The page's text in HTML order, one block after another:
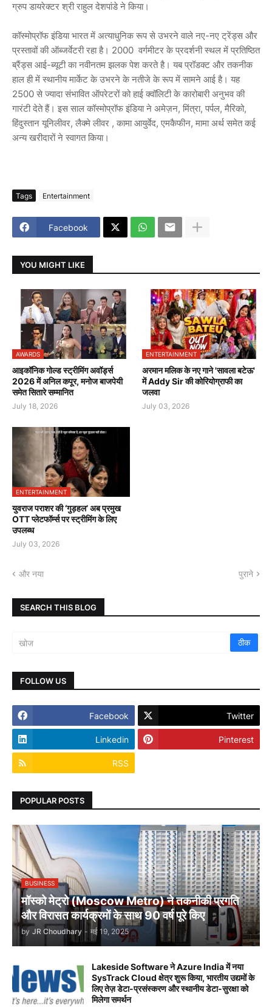
ग्रुप डायरेक्टर श्री राहुल देशपांडे ने किया।
कॉस्मोप्रॉफ इंडिया भारत में अत्याधुनिक रूप से उभरने वाले नए-नए ट्रेंड्स और
प्रस्तावों की ऑब्जर्वेटरी रहा है। 2000 वर्गमीटर के प्रदर्शनी स्थल में प्रतिष्ठित
ब्रैंड्स आई-ब्यूटी का नवीनतम झलक पेश करते है। यब प्रॉडक्ट और तकनीक
हाल ही में स्थानीय मार्केट के उभरने के नतीजे के रूप में सामने आई है। यह
2500 से ज्यादा संभावित ऑपरेटरों को हाई क्वॉलिटी के कारोबारी अनुभव की
गारंटी देते हैं। इस साल कॉस्मोप्रॉफ इंडिया ने अमेज़न, मिंत्रा, पर्पल, मैरिको,
हिंदुस्तान यूनिलीवर, लैक्मे लीवर , कामा आयुर्वेद, एमकैफीन, मामा अर्थ समेत कई
अन्य खरीदारों ने स्वागत किया।
Tags Entertainment
Facebook
YOU MIGHT LIKE
AWARDS
आइकॉनिक गोल्ड स्ट्रीमिंग अवॉर्ड्स
2026 में अनिल कपूर, मनोज बाजपेयी
समेत सितारे सम्मानित
July 18, 2026
ENTERTAINMENT
अरमान मलिक के नए गाने 'सावला बटेऊ'
में Addy Sir की कोरियोग्राफी का
जलवा
July 03, 2026
ENTERTAINMENT
युवराज पराशर की ‘गुड़हल’ अब प्रमुख
OTT प्लेटफॉर्म्स पर स्ट्रीमिंग के लिए
उपलब्ध
July 03, 2026
और नया पुराने
SEARCH THIS BLOG
FOLLOW US
Facebook Twitter
Linkedin Pinterest
RSS
POPULAR POSTS
BUSINESS
मॉस्को मेट्रो (Moscow Metro) ने तकनीकी प्रगति
और विरासत कार्यक्रमों के साथ 90 वर्ष पूरे किए
by JR Choudhary - मई 19, 2025
Lakeside Software ने Azure India में नया
SysTrack Cloud क्षेत्र शुरू किया, भारतीय उद्यमों के
लिए तेज़ डेटा-प्रसंस्करण और स्थानीय डेटा-सुरक्षा को
मिलेगा समर्थन